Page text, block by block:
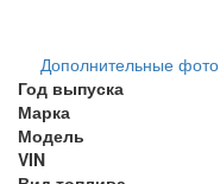
Дополнительные фото
Год выпуска
Марка
Модель
VIN